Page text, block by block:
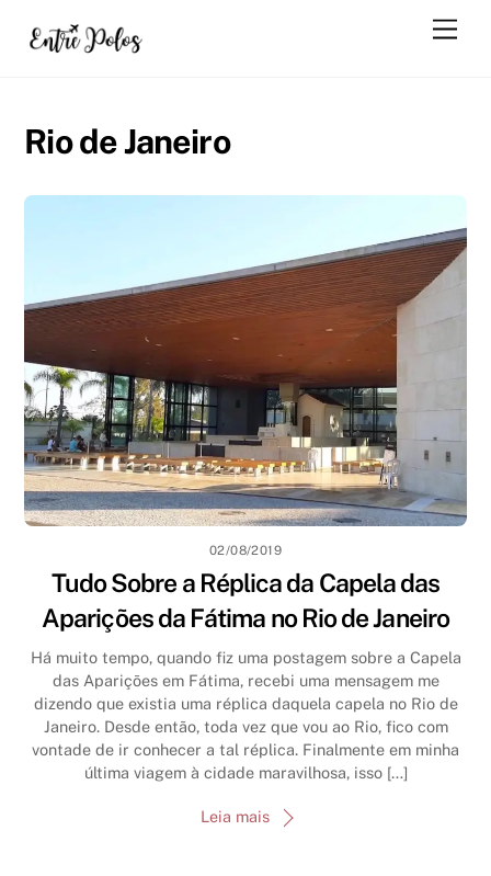
Rio de Janeiro
02/08/2019
Tudo Sobre a Réplica da Capela das
Aparições da Fátima no Rio de Janeiro
Há muito tempo, quando fiz uma postagem sobre a Capela
das Aparições em Fátima, recebi uma mensagem me
dizendo que existia uma réplica daquela capela no Rio de
Janeiro. Desde então, toda vez que vou ao Rio, fico com
vontade de ir conhecer a tal réplica. Finalmente em minha
última viagem à cidade maravilhosa, isso […]
Leia mais